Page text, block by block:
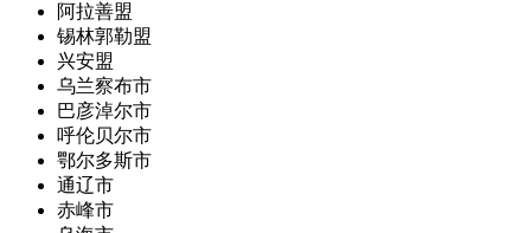
阿拉善盟
锡林郭勒盟
兴安盟
乌兰察布市
巴彦淖尔市
呼伦贝尔市
鄂尔多斯市
通辽市
赤峰市